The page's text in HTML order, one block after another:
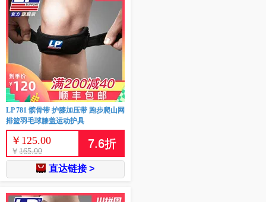
LP 781 髌骨带 护膝加压带 跑步爬山网
排篮羽毛球膝盖运动护具
￥ 125.00
￥ 165.00
7.6折
直达链接 >